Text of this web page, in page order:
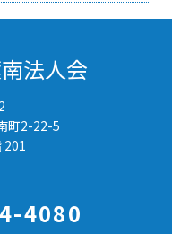
法人会
町2-22-5
201
4080